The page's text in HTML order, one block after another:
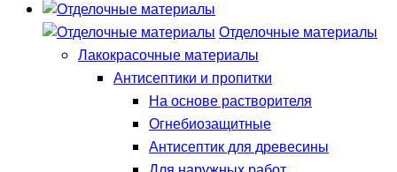
Отделочные материалы
Лакокрасочные материалы
Антисептики и пропитки
На основе растворителя
Огнебиозащитные
Антисептик для древесины